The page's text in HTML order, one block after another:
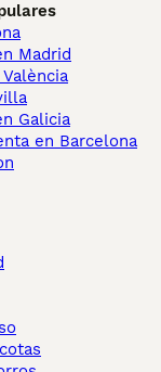
Madrid
Galicia
en Barcelona